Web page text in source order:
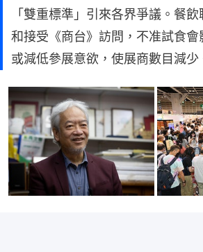
「雙重標準」引來各界爭議。餐
和接受《商台》訪問，不准試食會
或減低參展意欲，使展商數目減少